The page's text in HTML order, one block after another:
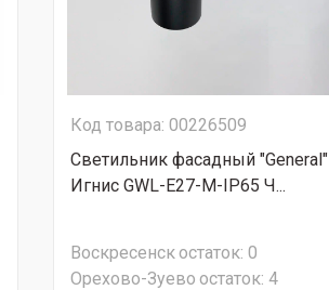
Код товара: 00226509
Светильник фасадный "General"
Игнис GWL-Е27-M-IP65 Ч...
Воскресенскостаток: 0
Орехово-Зуево остаток: 4